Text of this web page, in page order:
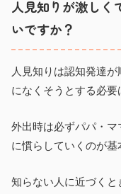
人見知りが激しく
いですか？
人見知りは認知発達
になくそうとする必要
外出時は必ずパパ・
に慣らしていくのが基
知らない人に近づく